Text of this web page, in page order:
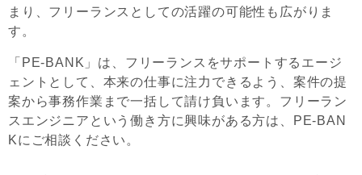
まり、フリーランスとしての活躍の可能性も広がりま
す。
「PE-BANK」は、フリーランスをサポートするエージ
ェントとして、本来の仕事に注力できるよう、案件の提
案から事務作業まで一括して請け負います。フリーラン
スエンジニアという働き方に興味がある方は、PE-BAN
Kにご相談ください。